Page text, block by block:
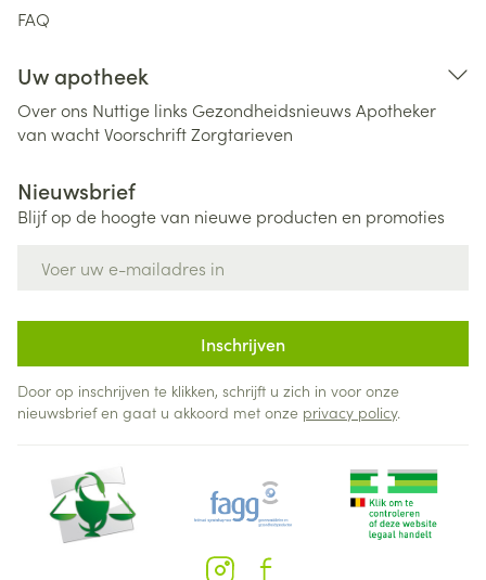
FAQ
Uw apotheek
Over ons Nuttige links Gezondheidsnieuws Apotheker
van wachtVoorschriftZorgtarieven
Nieuwsbrief
Blijf op de hoogte van nieuwe producten en promoties
Inschrijven
Door op inschrijven te klikken, schrijft u zich in voor onze
nieuwsbrief en gaat u akkoord met onze privacy policy.